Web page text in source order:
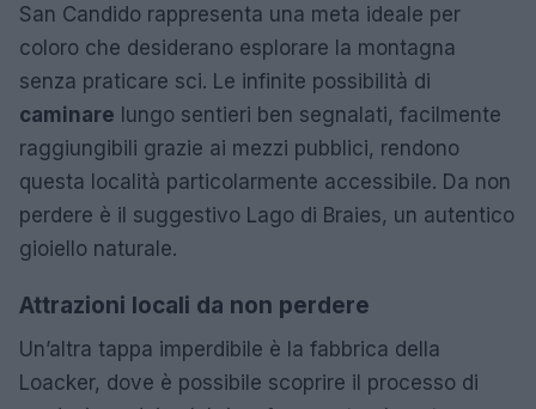
San Candido rappresenta una meta ideale per
coloro che desiderano esplorare la montagna
senza praticare sci. Le infinite possibilità di
caminare lungo sentieri ben segnalati, facilmente
raggiungibili grazie ai mezzi pubblici, rendono
questa località particolarmente accessibile. Da non
perdere è il suggestivo Lago di Braies, un autentico
gioiello naturale.
Attrazioni locali da non perdere
Un’altra tappa imperdibile è la fabbrica della
Loacker, dove è possibile scoprire il processo di